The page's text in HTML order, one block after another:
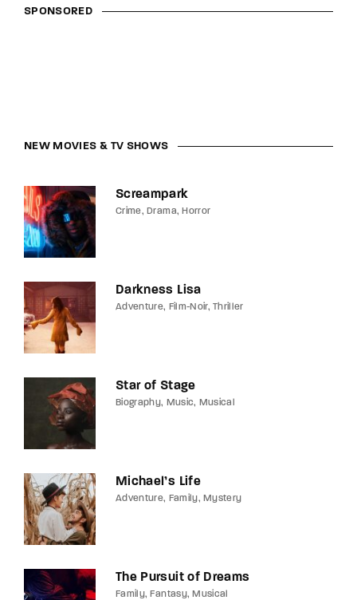
SPONSORED
NEW MOVIES & TV SHOWS
Screampark
Crime Drama Horror
Darkness Lisa
Adventure Film-Noir Thriller
Star of Stage
Biography Music Musical
Michael’s Life
Adventure Family Mystery
The Pursuit of Dreams
Family Fantasy Musical